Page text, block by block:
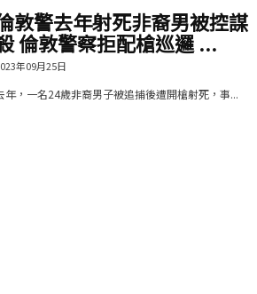
敦警去年射死非裔男被控謀
倫敦警察拒配槍巡邏 ...
年09月25日
年，一名24歲非裔男子被追捕後遭開槍射死，事...